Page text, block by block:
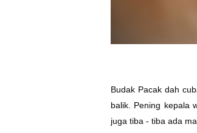
Budak Pacak dah
balik. Pening kepala
juga tiba - tiba ada